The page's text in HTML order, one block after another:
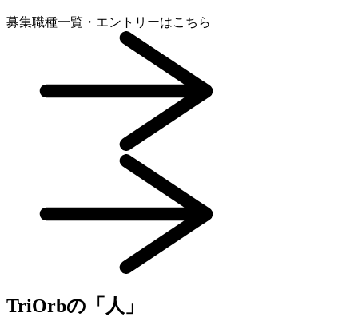
募集職種一覧・エントリーはこちら
TriOrbの「人」